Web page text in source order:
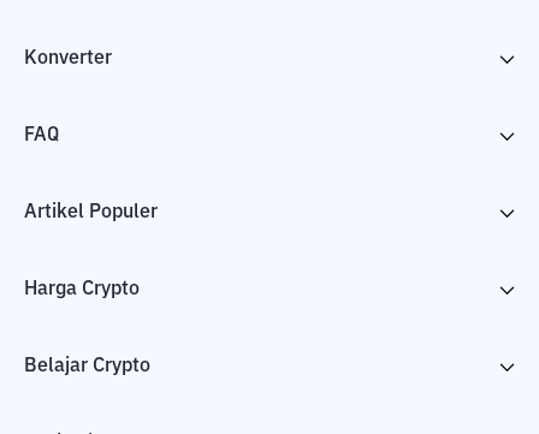
Konverter
FAQ
Artikel Populer
Harga Crypto
Belajar Crypto